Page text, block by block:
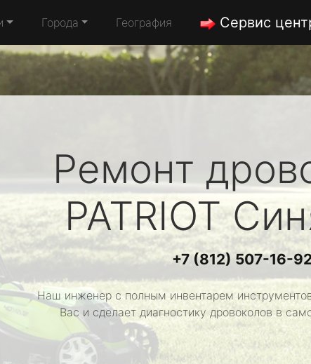
Города География Сервис
Ремонт
PATRIOT
+7 (812) 507-16-92
Наш инженер с полным инвентарем
Вас и сделает диагностику дровоколов в